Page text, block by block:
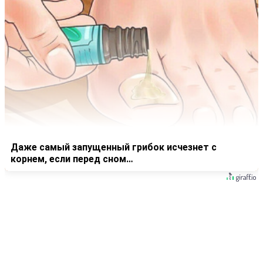
Даже самый запущенный грибок исчезнет с
корнем, если перед сном…